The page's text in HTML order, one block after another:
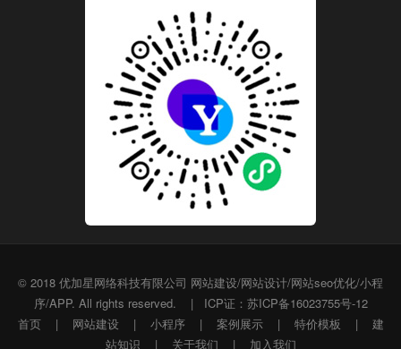
© 2018 优加星网络科技有限公司 网站建设/网站设计/网站seo优化/小程
序/APP. All rights reserved.
|
ICP证：苏ICP备16023755号-12
首页
| 网站建设 | 小程序 | 案例展示 | 特价模板 |
建
站知识
| 关于我们 | 加入我们